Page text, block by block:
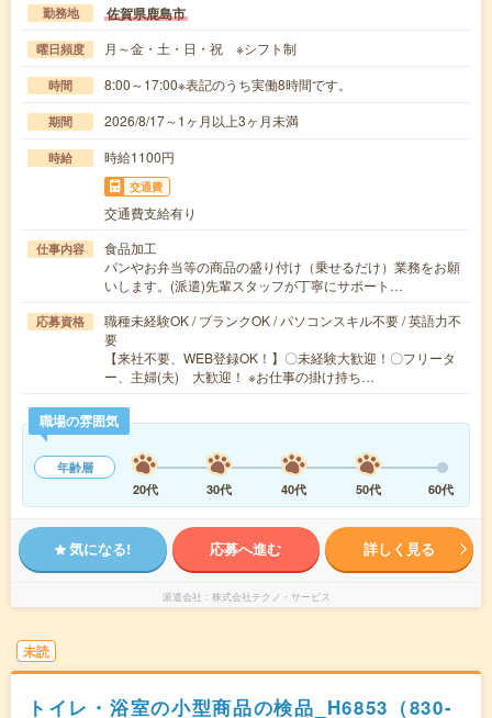
勤務地 佐賀県鹿島市
曜日頻度 月～金・土・日・祝 ※シフト制
時間 8:00～17:00※表記のうち実働8時間です。
期間 2026/8/17～1ヶ月以上3ヶ月未満
時給 時給1100円
交通費
交通費支給有り
仕事内容
食品加工
パンやお弁当等の商品の盛り付け（乗せるだけ）業務をお願
いします。(派遣)先輩スタッフが丁寧にサポート…
応募資格
職種未経験OK / ブランクOK / パソコンスキル不要 / 英語力不
要
【来社不要、WEB登録OK！】〇未経験大歓迎！〇フリータ
ー、主婦(夫) 大歓迎！ ※お仕事の掛け持ち…
職場の雰囲気
年齢層
20代
30代 40代 50代 60代
気になる! 応募へ進む 詳しく見る
派遣会社 株式会社テクノ・サービス
未読
トイレ・浴室の小型商品の検品_H6853（830-